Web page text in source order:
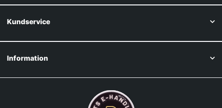
Kundservice
Information